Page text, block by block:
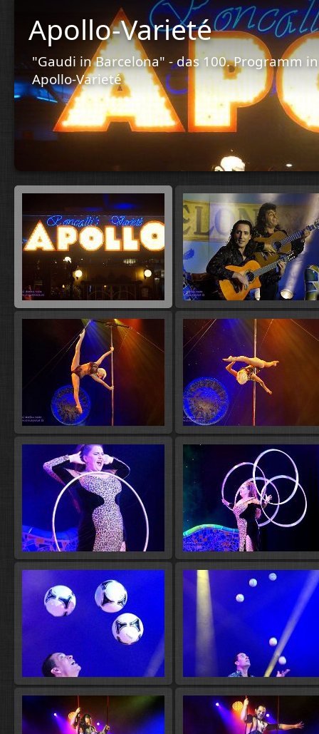
Apollo-Varieté
"Gaudi in Barcelona" - das 100. Programm
Apollo-Varieté